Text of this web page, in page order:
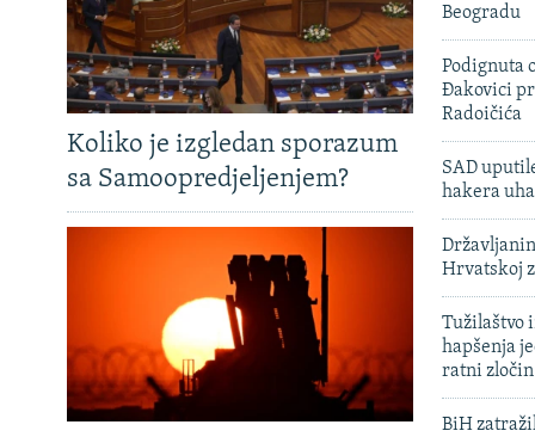
Koliko je izgledan sporazum
sa Samoopredjeljenjem?
Beogradu
Podignuta
Đakovici
Radoičića
SAD
hakera
Hrvatskoj
Tužilaštvo
hapšenja
ratni zločin
BiH